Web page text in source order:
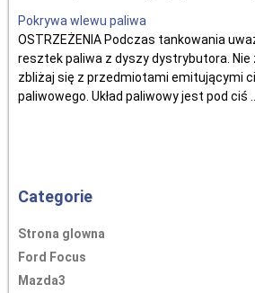
Pokrywa wlewu paliwa
OSTRZEŻENIA Podczas tankowania
resztek paliwa z dyszy dystrybutora. Nie
zbliżaj się z przedmiotami emitującymi
paliwowego. Układ paliwowy jest pod ciś ...
Categorie
Strona glowna
Ford Focus
Mazda3